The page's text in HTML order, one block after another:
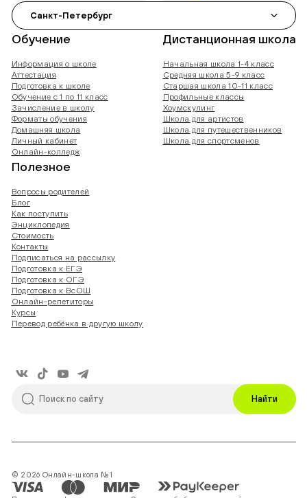
Санкт-Петербург
Обучение
Информация о школе
Аттестация
Подготовка к школе
Обучение с 1 по 11 класс
Зачисление в школу
Форматы обучения
Домашняя школа
Личный кабинет
Онлайн-колледж
Дистанционная школа
Начальная школа 1-4 класс
Средняя школа 5-9 класс
Старшая школа 10-11 класс
Профильные классы
Хоумскулинг
Школа для артистов
Школа для путешественников
Школа для спортсменов
Полезное
Вопросы родителей
Блог
Как поступить
Энциклопедия
Стоимость
Контакты
Подписаться на рассылку
Подготовка к ЕГЭ
Подготовка к ОГЭ
Подготовка к ВсОШ
Онлайн-репетиторы
Курсы
Перевод ребёнка в другую школу
Найти
© 2026 Онлайн-школа №1